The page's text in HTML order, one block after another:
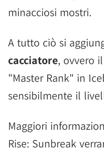
minacciosi mostri.
A tutto ciò si
cacciatore, ovvero
"Master Rank" in
sensibilmente il
Maggiori
Rise: Sunbreak